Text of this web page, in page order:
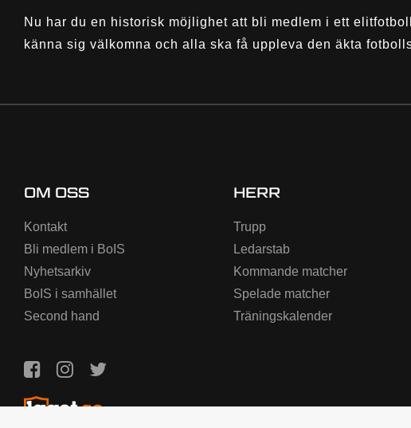
Nu har du en historisk möjlighet att bli medlem i ett
känna sig välkomna och alla ska få uppleva den äkta
OM OSS
Kontakt
Bli medlem i BoIS
Nyhetsarkiv
BoIS i samhället
Second hand
HERR
Trupp
Ledarstab
Kommande matcher
Spelade matcher
Träningskalender